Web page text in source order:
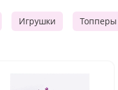
Игрушки Топперы